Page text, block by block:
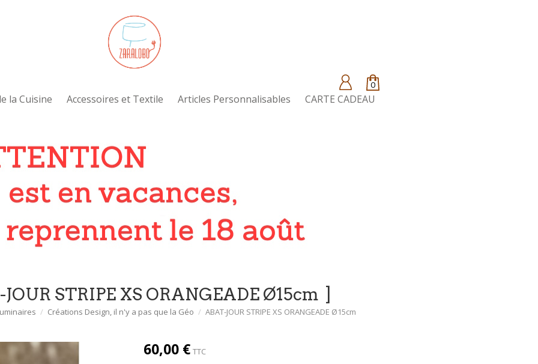
0
la Cuisine Accessoires et Textile Articles Personnalisables CARTE CADEAU
STRIPE XS ORANGEADE Ø15cm
Créations Design, il n'y a pas que la Géo ABAT-JOUR STRIPE XS ORANGEADE Ø15cm
60,00 € TTC